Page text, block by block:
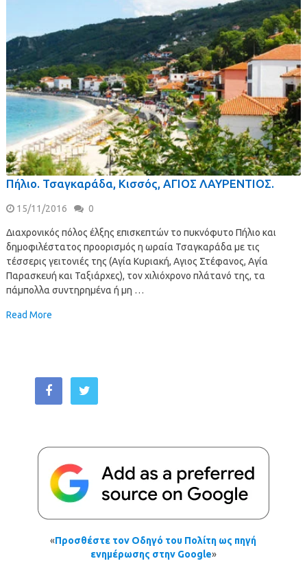
Πήλιο. Τσαγκαράδα, Κισσός, ΑΓΙΟΣ ΛΑΥΡΕΝΤΙΟΣ.
15/11/2016 0
Διαχρονικός πόλος έλξης επισκεπτών το πυκνόφυτο Πήλιο και
δημοφιλέστατος προορισμός η ωραία Τσαγκαράδα με τις
τέσσερις γειτονιές της (Αγία Κυριακή, Αγιος Στέφανος, Αγία
Παρασκευή και Ταξιάρχες), τον χιλιόχρονο πλάτανό της, τα
πάμπολλα συντηρημένα ή μη …
Read More
«Προσθέστε τον Οδηγό του Πολίτη ως πηγή
ενημέρωσης στην Google»